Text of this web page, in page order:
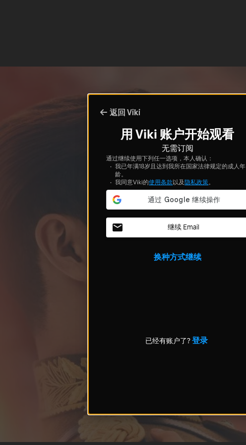
返回 Viki
用 Viki 账户开始观看
无需订阅
通过继续使用下列任一选项，本人确认：
我已年满18岁且达到我所在国家法律规定的成人年
龄。
我同意Viki的使用条款以及隐私政策。
继续 Email
换种方式继续
已经有账户了?登录